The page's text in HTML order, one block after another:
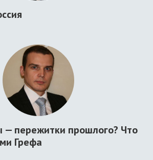
пережитки прошлого? Что
Грефа